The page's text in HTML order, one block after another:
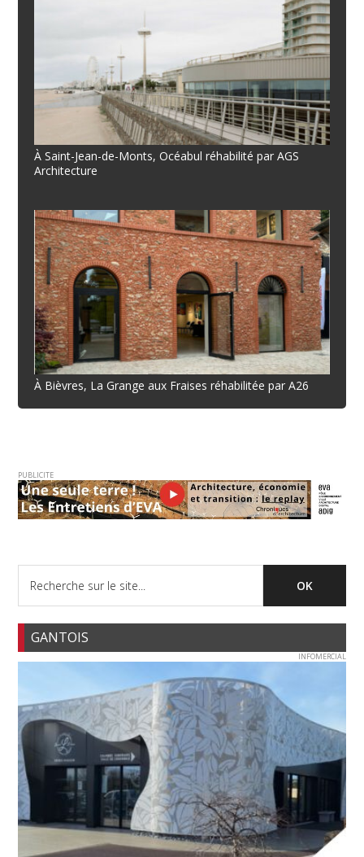
À Saint-Jean-de-Monts, Océabul réhabilité par AGS
Architecture
À Bièvres, La Grange aux Fraises réhabilitée par A26
PUBLICITE
GANTOIS
INFOMERCIAL